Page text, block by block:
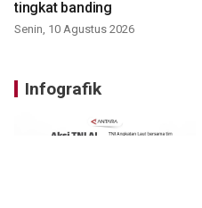
tingkat banding
Senin, 10 Agustus 2026
Infografik